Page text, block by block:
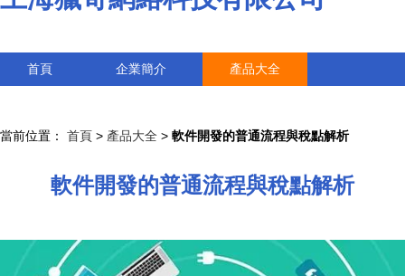
首頁 企業簡介 產品大全
當前位置： 首頁 > 產品大全 > 軟件開發的普通流程與稅點解析
軟件開發的普通流程與稅點解析